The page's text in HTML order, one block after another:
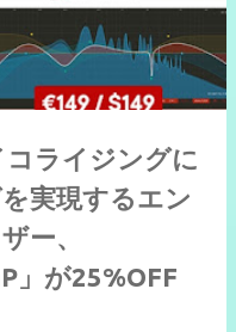
ライジングに
実現するエン
ー、
」が25%OFF